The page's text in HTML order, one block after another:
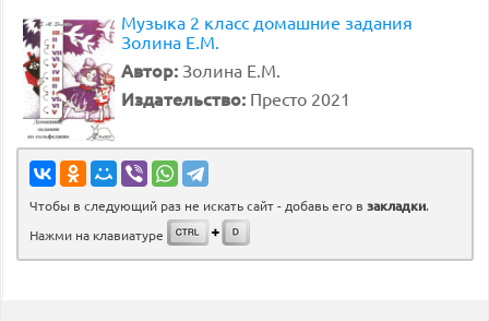
Музыка 2 класс домашние задания
Золина Е.М.
Автор: Золина Е.М.
Издательство: Престо 2021
Чтобы в следующий раз не искать сайт - добавь его в закладки.
Нажми на клавиатуре